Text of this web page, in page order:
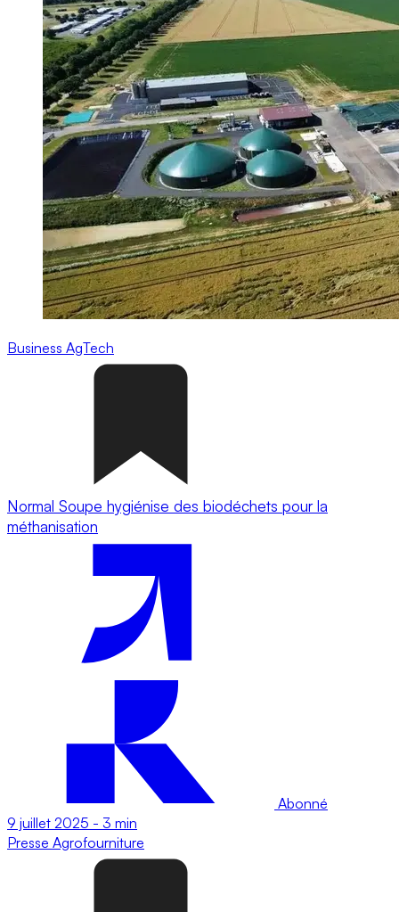
Business AgTech
Normal Soupe hygiénise des biodéchets pour la
méthanisation
Abonné
9 juillet 2025 - 3 min
Presse Agrofourniture